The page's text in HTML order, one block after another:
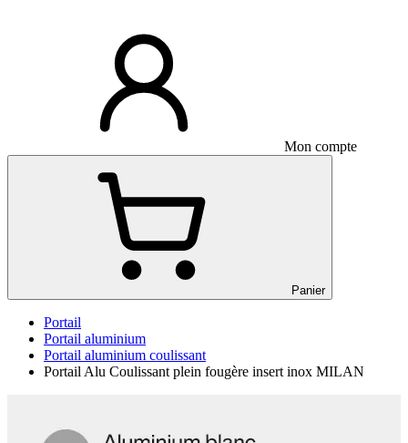
Mon compte
Panier
Portail
Portail aluminium
Portail aluminium coulissant
Portail Alu Coulissant plein fougère insert inox MILAN